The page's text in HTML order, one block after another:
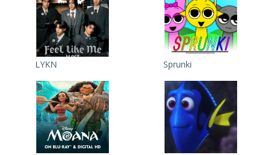
LYKN Sprunki